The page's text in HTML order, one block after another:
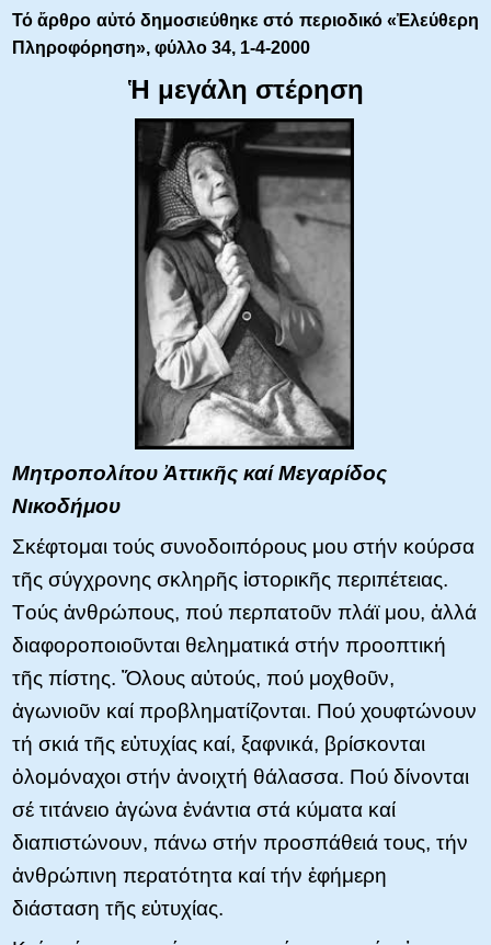
Τό ἄρθρο αὐτό δημοσιεύθηκε στό περιοδικό «Ἐλεύθερη
Πληροφόρηση», φύλλο 34, 1-4-2000
Ἡ μεγάλη στέρηση
Μητροπολίτου Ἀττικῆς καί Μεγαρίδος
Νικοδήμου
Σκέφτομαι τούς συνοδοιπόρους μου στήν κούρσα
τῆς σύγχρονης σκληρῆς ἱστορικῆς περιπέτειας.
Tούς ἀνθρώπους, πού περπατοῦν πλάϊ μου, ἀλλά
διαφοροποιοῦνται θεληματικά στήν προοπτική
τῆς πίστης. Ὅλους αὐτούς, πού μοχθοῦν,
ἀγωνιοῦν καί προβληματίζονται. Πού χουφτώνουν
τή σκιά τῆς εὐτυχίας καί, ξαφνικά, βρίσκονται
ὁλομόναχοι στήν ἀνοιχτή θάλασσα. Πού δίνονται
σέ τιτάνειο ἀγώνα ἐνάντια στά κύματα καί
διαπιστώνουν, πάνω στήν προσπάθειά τους, τήν
ἀνθρώπινη περατότητα καί τήν ἐφήμερη
διάσταση τῆς εὐτυχίας.